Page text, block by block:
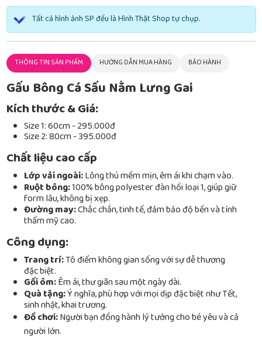
Tất cả hình ảnh SP đều là Hình Thật Shop tự chụp.
THÔNG TIN SẢN PHẨM HƯỚNG DẪN MUA HÀNG BẢO HÀNH
Gấu Bông Cá Sấu Nằm Lưng Gai
Kích thước & Giá:
Size 1: 60cm - 295.000đ
Size 2: 80cm - 395.000đ
Chất liệu cao cấp
Lớp vải ngoài:Lông thú mềm mịn, êm ái khi chạm vào.
Ruột bông:100% bông polyester đàn hồi loại 1, giúp giữ
form lâu, không bị xẹp.
Đường may:Chắc chắn, tinh tế, đảm bảo độ bền và tính
thẩm mỹ cao.
Công dụng:
Trang trí:Tô điểm không gian sống với sự dễ thương
đặc biệt.
Gối ôm:Êm ái, thư giãn sau một ngày dài.
Quà tặng:Ý nghĩa, phù hợp với mọi dịp đặc biệt như Tết,
sinh nhật, khai trương.
Đồ chơi:Người bạn đồng hành lý tưởng cho bé yêu và cả
người lớn.